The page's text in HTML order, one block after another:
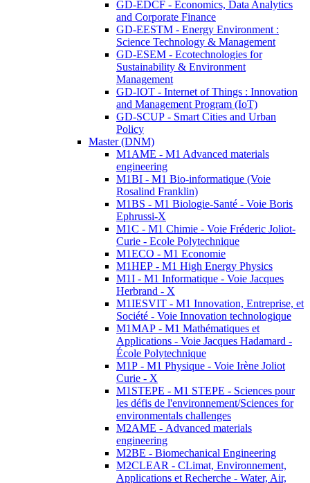
GD-EDCF - Economics, Data Analytics
and Corporate Finance
GD-EESTM - Energy Environment :
Science Technology & Management
GD-ESEM - Ecotechnologies for
Sustainability & Environment
Management
GD-IOT - Internet of Things : Innovation
and Management Program (IoT)
GD-SCUP - Smart Cities and Urban
Policy
Master (DNM)
M1AME - M1 Advanced materials
engineering
M1BI - M1 Bio-informatique (Voie
Rosalind Franklin)
M1BS - M1 Biologie-Santé - Voie Boris
Ephrussi-X
M1C - M1 Chimie - Voie Fréderic Joliot-
Curie - Ecole Polytechnique
M1ECO - M1 Economie
M1HEP - M1 High Energy Physics
M1I - M1 Informatique - Voie Jacques
Herbrand - X
M1IESVIT - M1 Innovation, Entreprise, et
Société - Voie Innovation technologique
M1MAP - M1 Mathématiques et
Applications - Voie Jacques Hadamard -
École Polytechnique
M1P - M1 Physique - Voie Irène Joliot
Curie - X
M1STEPE - M1 STEPE - Sciences pour
les défis de l'environnement/Sciences for
environmentals challenges
M2AME - Advanced materials
engineering
M2BE - Biomechanical Engineering
M2CLEAR - CLimat, Environnement,
Applications et Recherche - Water, Air,